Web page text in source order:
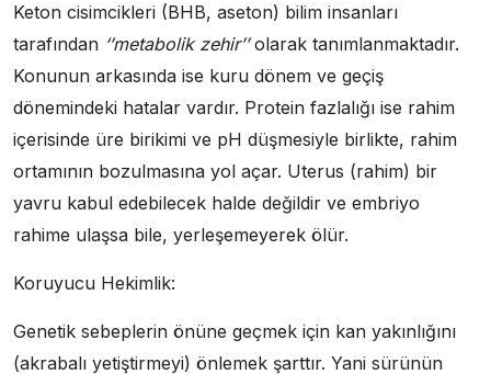
Keton cisimcikleri (BHB, aseton) bilim insanları
tarafından ‘’metabolik zehir’’olarak tanımlanmaktadır.
Konunun arkasında ise kuru dönem ve geçiş
dönemindeki hatalar vardır. Protein fazlalığı ise rahim
içerisinde üre birikimi ve pH düşmesiyle birlikte, rahim
ortamının bozulmasına yol açar. Uterus (rahim) bir
yavru kabul edebilecek halde değildir ve embriyo
rahime ulaşsa bile, yerleşemeyerek ölür.
Koruyucu Hekimlik:
Genetik sebeplerin önüne geçmek için kan yakınlığını
(akrabalı yetiştirmeyi) önlemek şarttır. Yani sürünün